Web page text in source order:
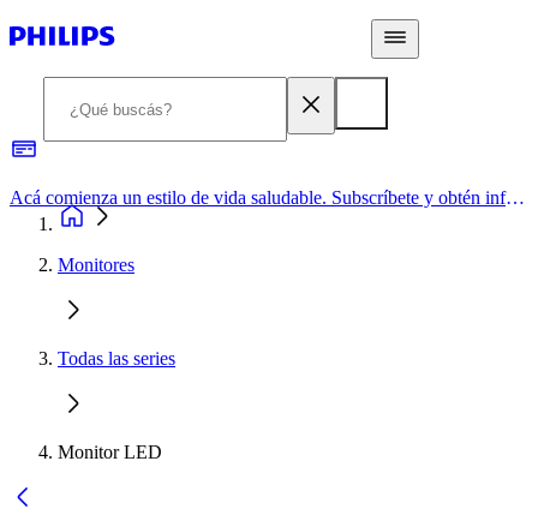
Acá comienza un estilo de vida saludable. Subscríbete y obtén información de primera mano
Monitores
Todas las series
Monitor LED